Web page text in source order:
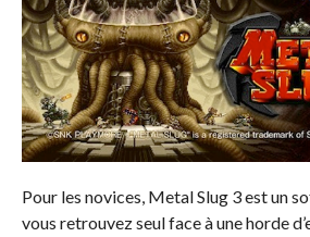
Pour les novices, Metal Slug 3 est un
vous retrouvez seul face à une horde